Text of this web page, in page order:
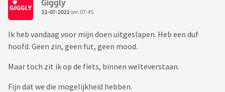
Giggly
11-07-2021 om 07:45
Ik heb vandaag voor mijn doen uitgeslapen. Heb een duf
hoofd. Geen zin, geen fut, geen mood.
Maar toch zit ik op de fiets, binnen welteverstaan.
Fijn dat we die mogelijkheid hebben.